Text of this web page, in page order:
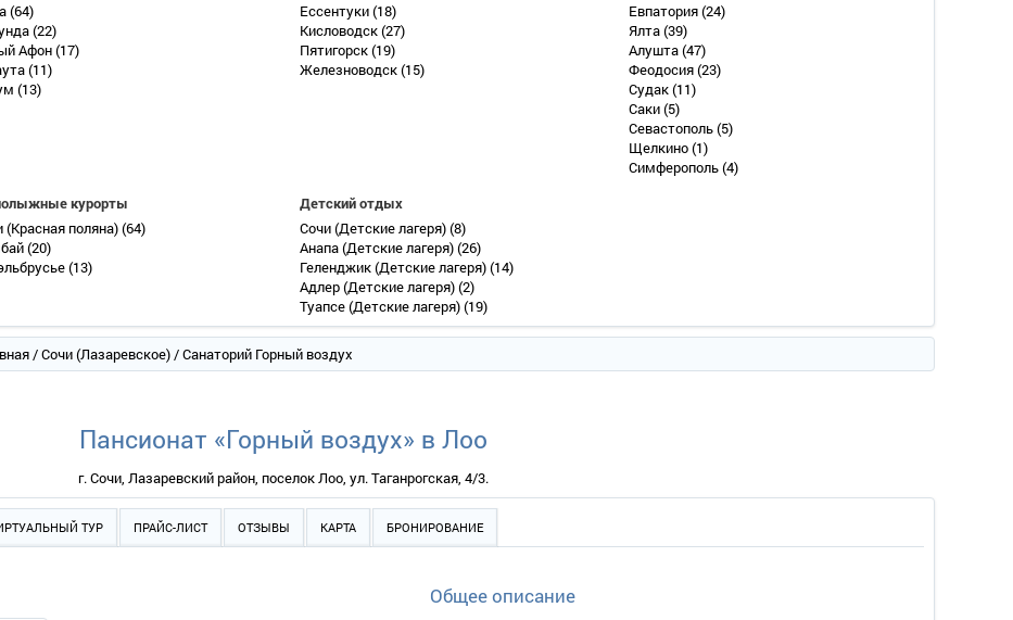
(64)
(22)
Афон(17)
(11)
(13)
Ессентуки(18)
Кисловодск(27)
Пятигорск(19)
Железноводск(15)
Евпатория(24)
Ялта(39)
Алушта(47)
Феодосия(23)
Судак(11)
Саки(5)
Севастополь(5)
Щелкино(1)
Симферополь(4)
курорты
(Красная поляна)(64)
(20)
(13)
Детский отдых
Сочи (Детские лагеря)(8)
Анапа (Детские лагеря)(26)
Геленджик (Детские лагеря)(14)
Адлер (Детские лагеря)(2)
Туапсе (Детские лагеря)(19)
/Сочи (Лазаревское)/ Санаторий Горный воздух
Пансионат «Горный воздух» в Лоо
г. Сочи, Лазаревский район, поселок Лоо, ул. Таганрогская, 4/3.
ТУР ПРАЙС-ЛИСТ ОТЗЫВЫ КАРТА БРОНИРОВАНИЕ
Общее описание